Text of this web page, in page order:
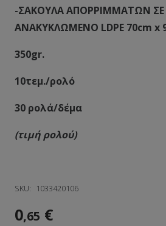
-ΣΑΚΟΥΛΑ ΑΠΟΡΡΙΜMΑΤΩΝ
ΑΝΑΚΥΚΛΩΜΕΝΟ LDPE 70cm x
350gr.
10τεμ./ρολό
30 ρολά/δέμα
(τιμή ρολού)
SKU: 1033420106
0,65 €